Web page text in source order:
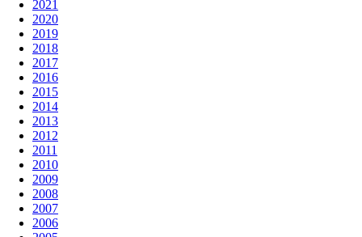
2021
2020
2019
2018
2017
2016
2015
2014
2013
2012
2011
2010
2009
2008
2007
2006